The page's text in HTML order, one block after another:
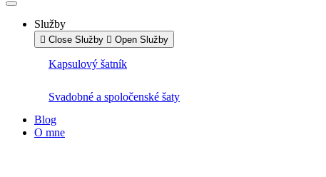
Služby
Close Služby Open Služby
Kapsulový šatník
Svadobné a spoločenské šaty
Blog
O mne